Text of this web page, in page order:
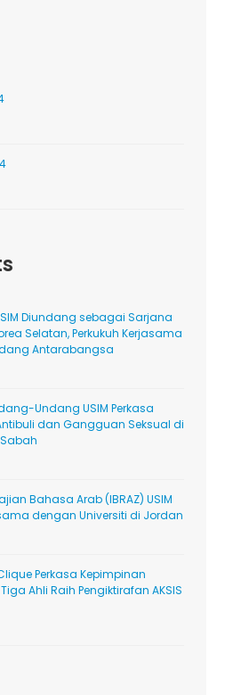
Diundang sebagai Sarjana
Selatan, Perkukuh Kerjasama
Antarabangsa
Undang USIM Perkasa
dan Gangguan Seksual di
Bahasa Arab (IBRAZ) USIM
dengan Universiti di Jordan
Perkasa Kepimpinan
Ahli Raih Pengiktirafan AKSIS